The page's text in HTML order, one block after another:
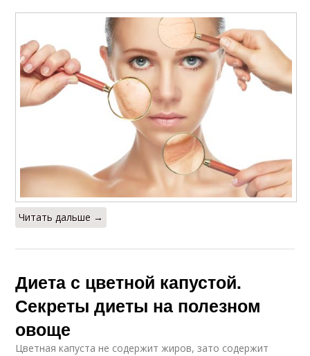
Читать дальше →
Диета с цветной капустой.
Секреты диеты на полезном
овоще
Цветная капуста не содержит жиров, зато содержит